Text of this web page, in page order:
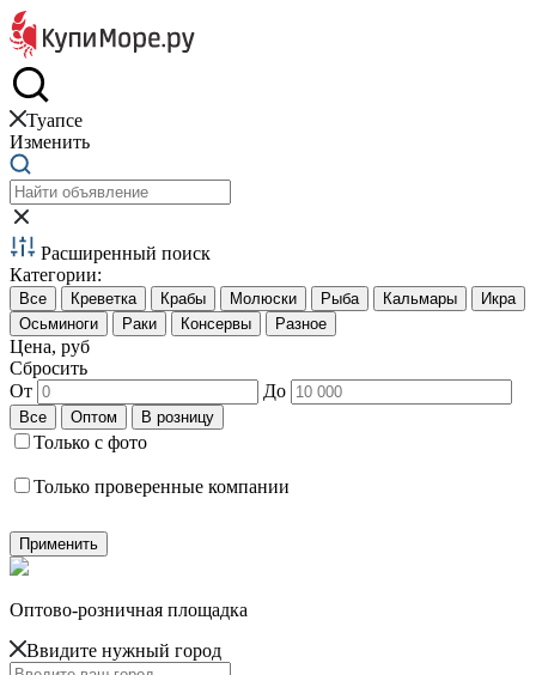
Туапсе
Изменить
Расширенный поиск
Категории:
Цена, руб
Сбросить
От
До
Только с фото
Только проверенные компании
Оптово-розничная площадка
Ввидите нужный город